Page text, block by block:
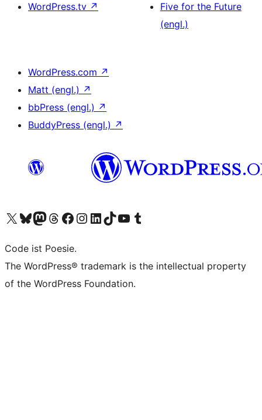
WordPress.tv ↗
Five for the Future
(engl.)
WordPress.com ↗
Matt (engl.) ↗
bbPress (engl.) ↗
BuddyPress (engl.) ↗
Unser X-Konto (früher Twitter) besuchen
Unser Bluesky-Konto besuchen
Unser Mastodon-Konto besuchen
Unser Threads-Konto besuchen
Unsere Facebook-Seite besuchen
Unser Instagram-Konto besuchen
Unser LinkedIn-Konto besuchen
Unser TikTok-Konto besuchen
Unseren YouTube-Kanal besuchen
Unser Tumblr-Konto besuchen
Code ist Poesie.
The WordPress® trademark is the intellectual property
of the WordPress Foundation.